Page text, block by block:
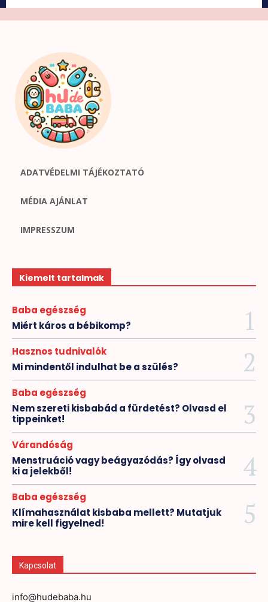
ADATVÉDELMI TÁJÉKOZTATÓ
MÉDIA AJÁNLAT
IMPRESSZUM
Kiemelt tartalmak
Baba egészség
Miért káros a bébikomp?
Hasznos tudnivalók
Mi mindentől indulhat be a szülés?
Baba egészség
Nem szereti kisbabád a fürdetést? Olvasd el
tippeinket!
Várandóság
Menstruáció vagy beágyazódás? Így olvasd
ki a jelekből!
Baba egészség
Klímahasználat kisbaba mellett? Mutatjuk
mire kell figyelned!
Kapcsolat
info@hudebaba.hu